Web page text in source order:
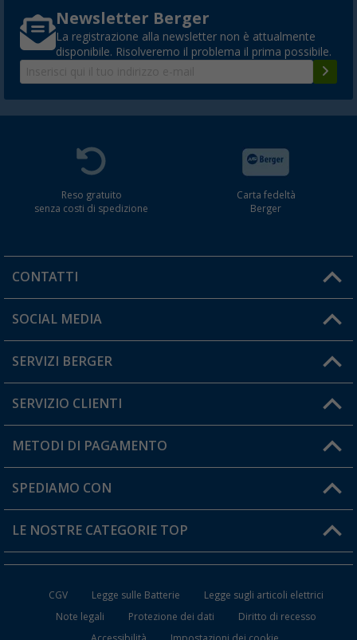
Newsletter Berger
La registrazione alla newsletter non è attualmente
disponibile. Risolveremo il problema il prima possibile.
Reso gratuito
senza costi di spedizione
Carta fedeltà
Berger
CONTATTI
Orari di apertura del servizio:
Hai una domanda?
SOCIAL MEDIA
SERVIZI BERGER
Diventare rivenditori
Il mio Account
Carta fedeltà Berger
SERVIZIO CLIENTI
Informazioni sulla spedizione
Resi
FAQ e Contatti
METODI DI PAGAMENTO
SPEDIAMO CON
LE NOSTRE CATEGORIE TOP
WC da Campeggio
CGV Legge sulle Batterie
Legge sugli articoli elettrici
Note legali
Protezione dei dati
Diritto di recesso